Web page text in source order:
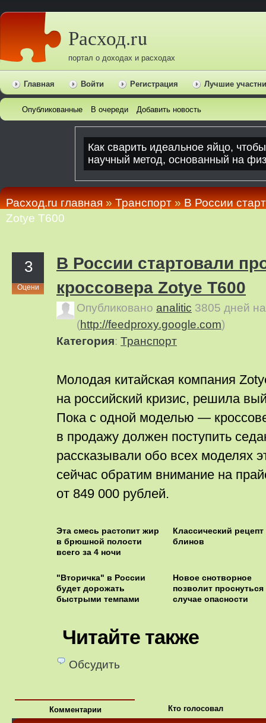
Расход.ru
портал о доходах и расходах
Главная Войти Регистрация Лучшие
Опубликованные В очереди Добавить новость
Расход.ru главная»Транспорт»В России
Zotye T600
3
Оцени
В России стартовали
кроссовера Zotye T600
Опубликовано analitic 3805 дней
(http://feedproxy.google.com)
Категория: Транспорт
Молодая китайская компания
на российский кризис, решила
Пока с одной моделью —
в продажу должен поступить
рассказывали обо всех моделях
сейчас обратим внимание на
от 849 000 рублей.
Эта смесь растопит жир
в брюшной полости
всего за 4 ночи
Классический рецепт
блинов
"Вторичка" в России
будет дорожать
быстрыми темпами
Новое снотворное
позволит проснуться
случае опасности
Читайте также
Обсудить
Комментарии Кто голосовал